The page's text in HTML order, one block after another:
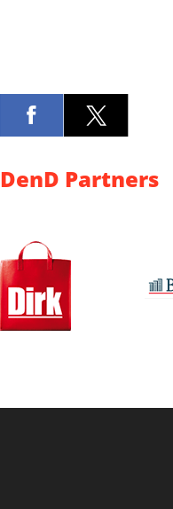
DenD Partners